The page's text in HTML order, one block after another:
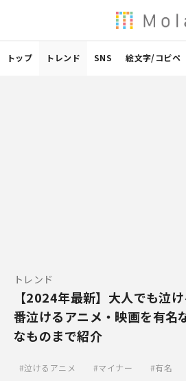
トップ トレンド SNS 絵文字/コピペ
トレンド
【2024年最新】大人でも泣
番泣けるアニメ・映画を有名
なものまで紹介
泣けるアニメ マイナー 有名